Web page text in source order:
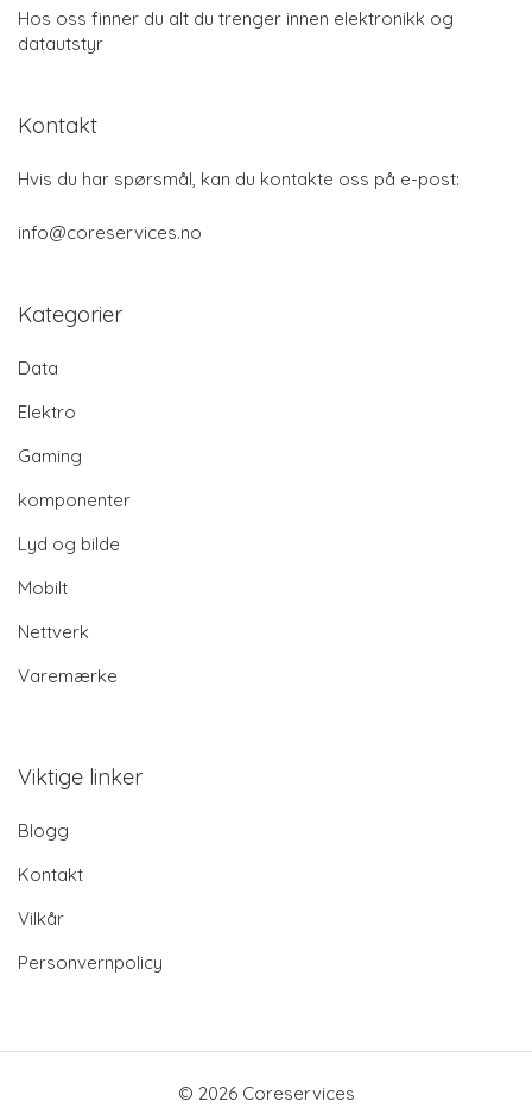
Hos oss finner du alt du trenger innen elektronikk og
datautstyr
Kontakt
Hvis du har spørsmål, kan du kontakte oss på e-post:
info@coreservices.no
Kategorier
Data
Elektro
Gaming
komponenter
Lyd og bilde
Mobilt
Nettverk
Varemærke
Viktige linker
Blogg
Kontakt
Vilkår
Personvernpolicy
© 2026 Coreservices